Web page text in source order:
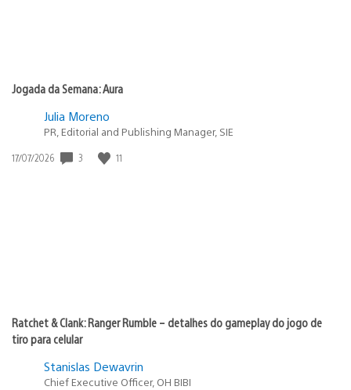
Jogada da Semana: Aura
Julia Moreno
PR, Editorial and Publishing Manager, SIE
Data
17/07/2026 3 11
Ratchet & Clank: Ranger Rumble – detalhes do gameplay do jogo de
tiro para celular
Stanislas Dewavrin
Chief Executive Officer, OH BIBI